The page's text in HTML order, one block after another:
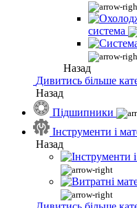
система
Назад
Дивитись більше
Назад
Підшипники
Інструменти і
Назад